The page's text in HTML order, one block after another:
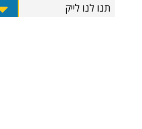
תנו לנו לייק